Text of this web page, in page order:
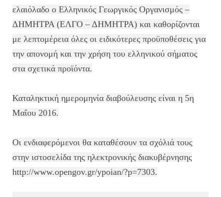
ελαιόλαδο ο Ελληνικός Γεωργικός Οργανισμός –
ΔΗΜΗΤΡΑ (ΕΛΓΟ – ΔΗΜΗΤΡΑ) και καθορίζονται
με λεπτομέρεια όλες οι ειδικότερες προϋποθέσεις για
την απονομή και την χρήση του ελληνικού σήματος
στα σχετικά προϊόντα.
Καταληκτική ημερομηνία διαβούλευσης είναι η 5η
Μαΐου 2016.
Οι ενδιαφερόμενοι θα καταθέσουν τα σχόλιά τους
στην ιστοσελίδα της ηλεκτρονικής διακυβέρνησης
http://www.opengov.gr/ypoian/?p=7303.